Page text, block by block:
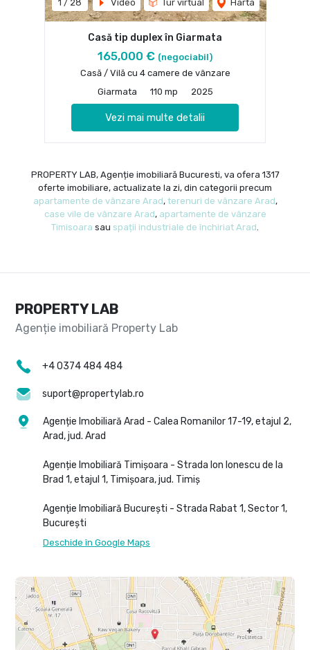
1 / 28 Video Tur virtual Harta
Casă tip duplex în Giarmata
165,000 € (negociabil)
Casă / Vilă cu 4 camere de vânzare
Giarmata
110 mp 2025
Vezi mai multe detalii
PROPERTY LAB, Agenție imobiliară Bucuresti, va ofera 1317
oferte imobiliare, actualizate la zi, din categorii precum
apartamente de vânzare Arad, terenuri de vânzare Arad,
case vile de vânzare Arad, apartamente de vânzare
Timisoara sau spații industriale de închiriat Arad
PROPERTY LAB
+4 0374 484 484
suport@propertylab.ro
Agenție Imobiliară Arad - Calea Romanilor 17-19, etajul 2,
Arad, jud. Arad
Agenție Imobiliară Timișoara - Strada Ion Ionescu de la
Brad 1, etajul 1, Timișoara, jud. Timiș
Agenție Imobiliară București - Strada Rabat 1, Sector 1,
București
Deschide în Google Maps